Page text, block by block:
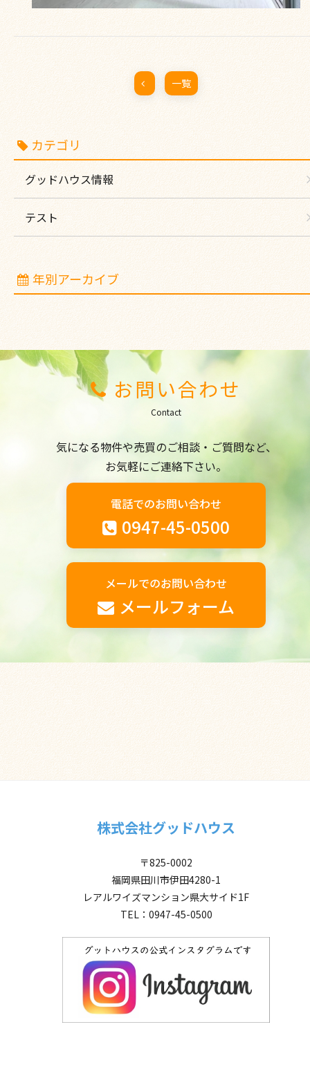
カテゴリ
グッドハウス情報
テスト
年別アーカイブ
一覧
お問い合わせ
Contact
気になる物件や売買のご相談・ご質問など、
お気軽にご連絡下さい。
電話でのお問い合わせ
0947-45-0500
メールでのお問い合わせ
メールフォーム
株式会社グッドハウス
〒825-0002
福岡県田川市伊田4280-1
レアルワイズマンション県大サイド1F
TEL：0947-45-0500